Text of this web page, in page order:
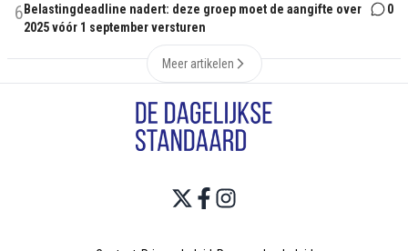
6Belastingdeadline nadert: deze groep moet de aangifte over
2025 vóór 1 september versturen
0
Meer artikelen